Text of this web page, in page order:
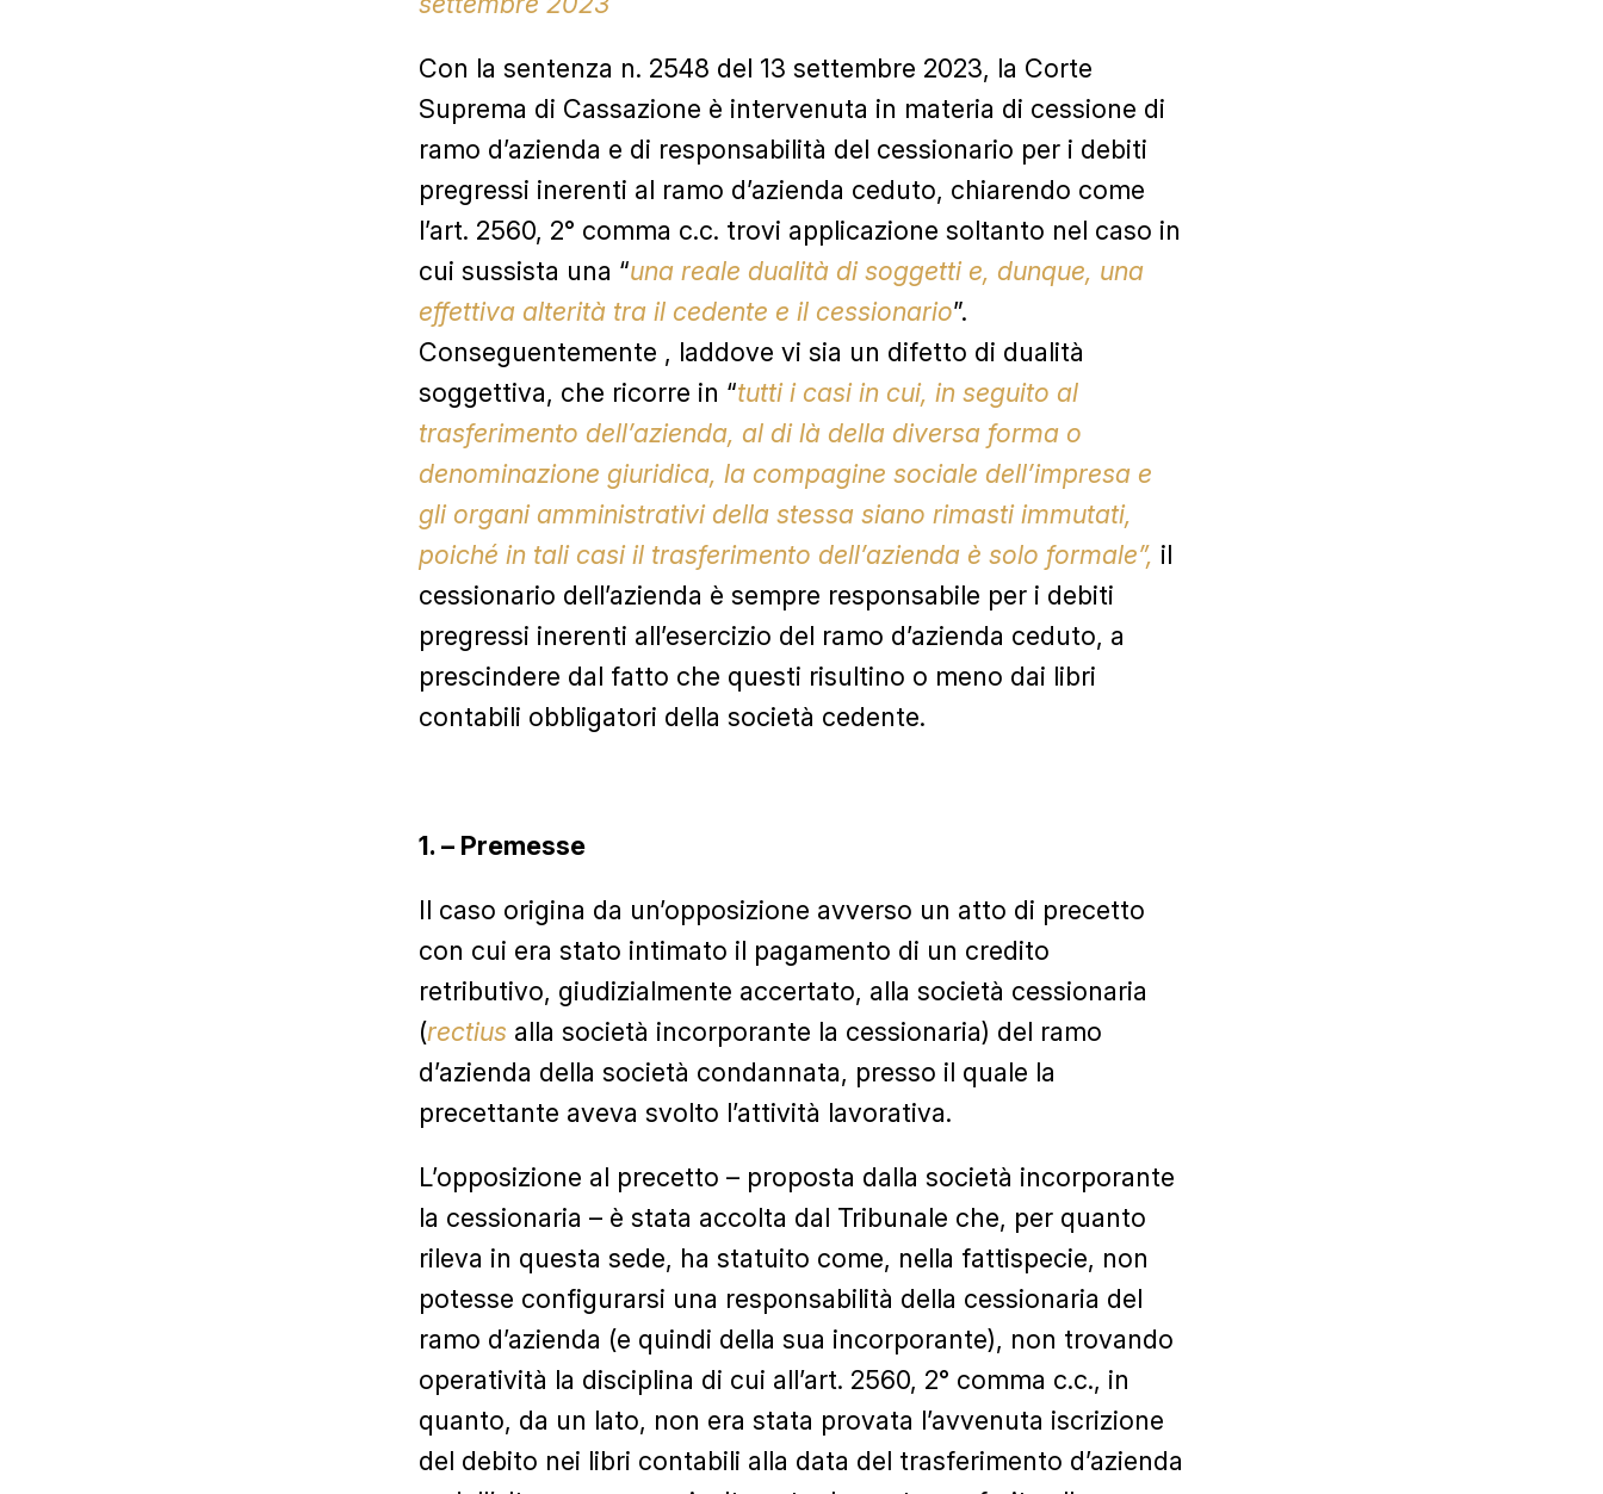
Con la sentenza n. 2548 del 13 settembre 2023, la Corte
Suprema di Cassazione è intervenuta in materia di cessione di
ramo d’azienda e di responsabilità del cessionario per i debiti
pregressi inerenti al ramo d’azienda ceduto, chiarendo come
l’art. 2560, 2° comma c.c. trovi applicazione soltanto nel caso in
cui sussista una “una reale dualità di soggetti e, dunque, una
effettiva alterità tra il cedente e il cessionario”.
Conseguentemente , laddove vi sia un difetto di dualità
soggettiva, che ricorre in “tutti i casi in cui, in seguito al
trasferimento dell’azienda, al di là della diversa forma o
denominazione giuridica, la compagine sociale dell’impresa e
gli organi amministrativi della stessa siano rimasti immutati,
poiché in tali casi il trasferimento dell’azienda è solo formale”, il
cessionario dell’azienda è sempre responsabile per i debiti
pregressi inerenti all’esercizio del ramo d’azienda ceduto, a
prescindere dal fatto che questi risultino o meno dai libri
contabili obbligatori della società cedente.
1. – Premesse
Il caso origina da un’opposizione avverso un atto di precetto
con cui era stato intimato il pagamento di un credito
retributivo, giudizialmente accertato, alla società cessionaria
(rectius alla società incorporante la cessionaria) del ramo
d’azienda della società condannata, presso il quale la
precettante aveva svolto l’attività lavorativa.
L’opposizione al precetto – proposta dalla società incorporante
la cessionaria – è stata accolta dal Tribunale che, per quanto
rileva in questa sede, ha statuito come, nella fattispecie, non
potesse configurarsi una responsabilità della cessionaria del
ramo d’azienda (e quindi della sua incorporante), non trovando
operatività la disciplina di cui all’art. 2560, 2° comma c.c., in
quanto, da un lato, non era stata provata l’avvenuta iscrizione
del debito nei libri contabili alla data del trasferimento d’azienda